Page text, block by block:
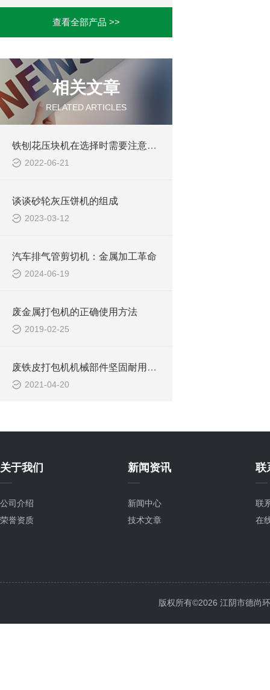
查看全部产品 >>
相关文章
RELATED ARTICLES
铁刨花压块机在选择时需要注意这三个细节
2022-06-21
谈谈砂轮灰压饼机的组成
2023-03-12
汽车排气管剪切机：金属加工革命
2024-06-19
废金属打包机的正确使用方法
2019-02-25
废铁皮打包机机械部件坚固耐用，故障率低，使用寿命长
2021-04-20
关于我们
公司介绍
荣誉资质
新闻资讯
新闻中心
技术文章
联
联
在
版权所有©2026 江阴市德尚